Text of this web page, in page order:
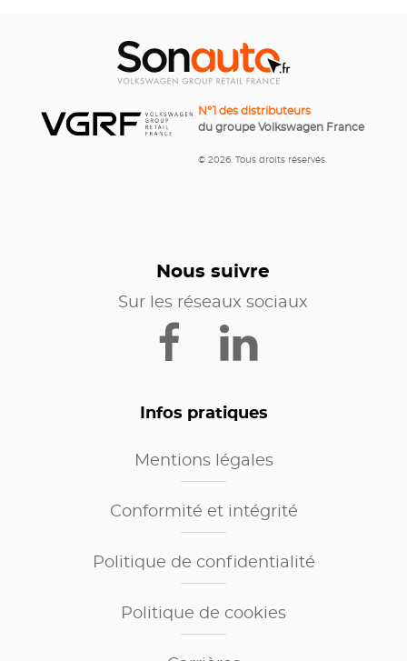
N°1 des distributeurs
du groupe Volkswagen France
© 2026. Tous droits réservés.
Nous suivre
Sur les réseaux sociaux
Infos pratiques
Mentions légales
Conformité et intégrité
Politique de confidentialité
Politique de cookies